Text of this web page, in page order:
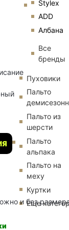
Stylex
ADD
Албана
Все
бренды
Пуховики
Пальто
Пальто из
шерсти
Пальто
альпака
Пальто на
меху
Куртки
Еще
и без